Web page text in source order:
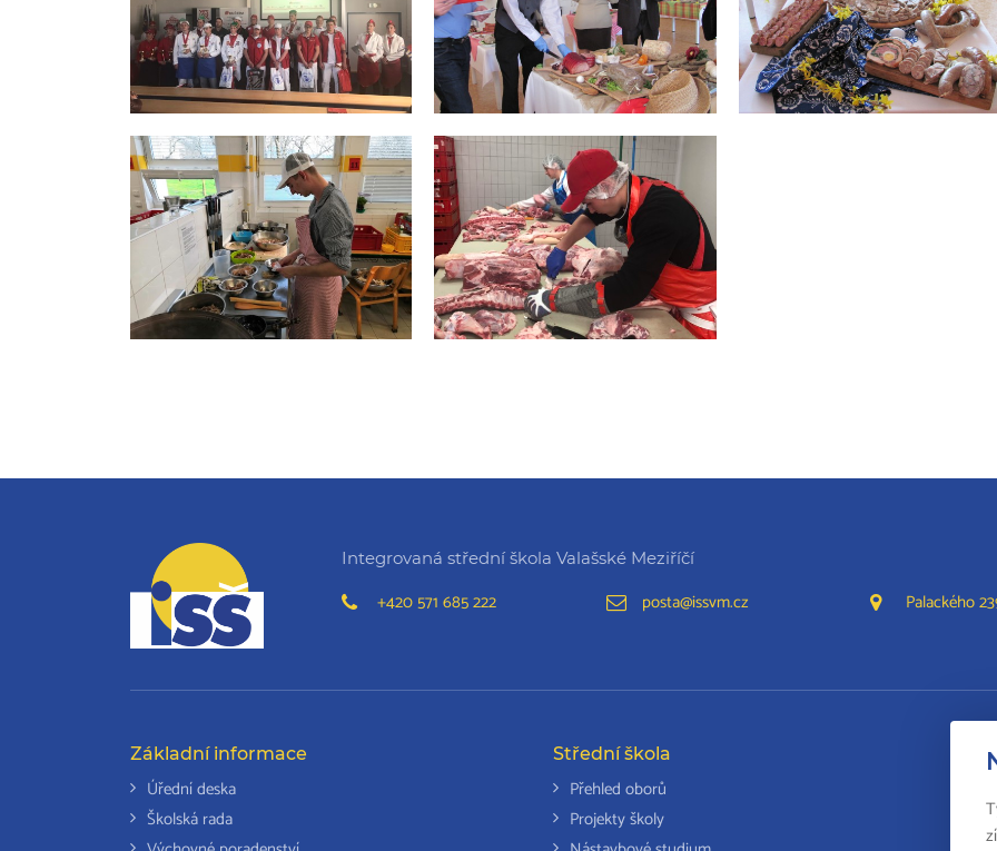
Integrovaná střední škola Valašské Meziříčí
+420 571 685 222 posta@issvm.cz Palackého
Základní informace
Úřední deska
Školská rada
Střední škola
Přehled oborů
Projekty školy